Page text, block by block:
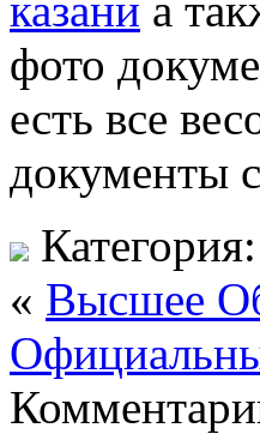
фото
есть все
документы
Категория:
« Высшее